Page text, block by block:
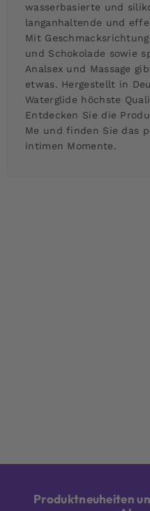
wasserbasierte und
langanhaltende und
Mit
und Schokolade sowie
Analsex und Massage
etwas. Hergestellt in
Waterglide höchste
Entdecken Sie die
Me und finden Sie das
intimen Momente.
Produktneuheiten